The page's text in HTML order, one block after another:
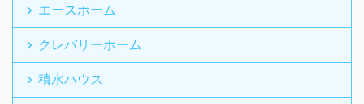
エースホーム
クレバリーホーム
積水ハウス